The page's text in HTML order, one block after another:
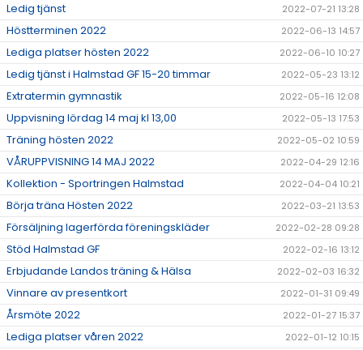
Ledig tjänst 2022-07-21 13:28
Höstterminen 2022 2022-06-13 14:57
Lediga platser hösten 2022 2022-06-10 10:27
Ledig tjänst i Halmstad GF 15-20 timmar 2022-05-23 13:12
Extratermin gymnastik 2022-05-16 12:08
Uppvisning lördag 14 maj kl 13,00 2022-05-13 17:53
Träning hösten 2022 2022-05-02 10:59
VÅRUPPVISNING 14 MAJ 2022 2022-04-29 12:16
Kollektion - Sportringen Halmstad 2022-04-04 10:21
Börja träna Hösten 2022 2022-03-21 13:53
Försäljning lagerförda föreningskläder 2022-02-28 09:28
Stöd Halmstad GF 2022-02-16 13:12
Erbjudande Landos träning & Hälsa 2022-02-03 16:32
Vinnare av presentkort 2022-01-31 09:49
Årsmöte 2022 2022-01-27 15:37
Lediga platser våren 2022 2022-01-12 10:15